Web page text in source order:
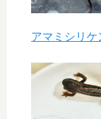
アマミシリケ